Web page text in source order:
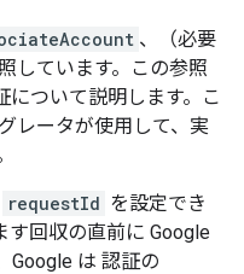
、（必要
しています。この参照
について説明します。こ
レータが使用して、実
requestId を設定でき
す回収の直前に Google
Google は 認証の